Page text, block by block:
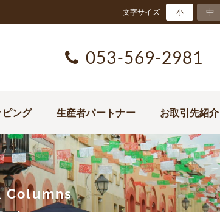
文字サイズ 小 中
053-569-2981
ング 生産者パートナー お取引先紹介
Columns